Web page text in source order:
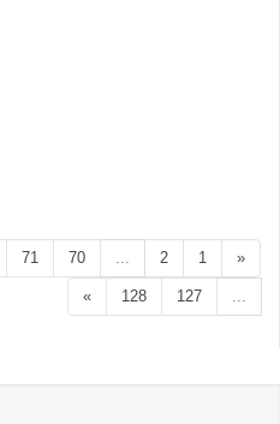
«
1
2
...
70
71
...
127
128
»